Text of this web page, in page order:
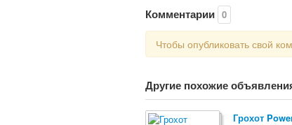
Комментарии 0
Чтобы опубликовать свой
Другие похожие
Грохот